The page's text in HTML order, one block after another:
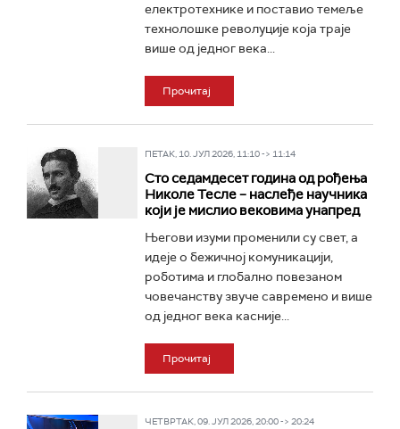
електротехнике и поставио темеље
технолошке револуције која траје
више од једног века...
Прочитај
ПЕТАК, 10. ЈУЛ 2026, 11:10 -> 11:14
Сто седамдесет година од рођења
Николе Тесле – наслеђе научника
који је мислио вековима унапред
Његови изуми променили су свет, а
идеје о бежичној комуникацији,
роботима и глобално повезаном
човечанству звуче савремено и више
од једног века касније...
Прочитај
ЧЕТВРТАК, 09. ЈУЛ 2026, 20:00 -> 20:24